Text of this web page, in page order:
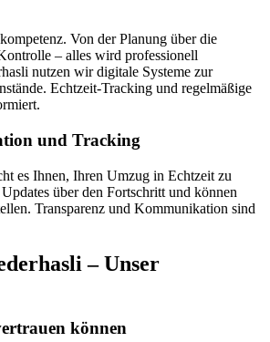
Von der Planung über die
– alles wird professionell
nutzen wir digitale Systeme zur
Echtzeit-Tracking und regelmäßige
und Tracking
es Ihnen, Ihren Umzug in Echtzeit zu
über den Fortschritt und können
Transparenz und Kommunikation sind
– Unser
können